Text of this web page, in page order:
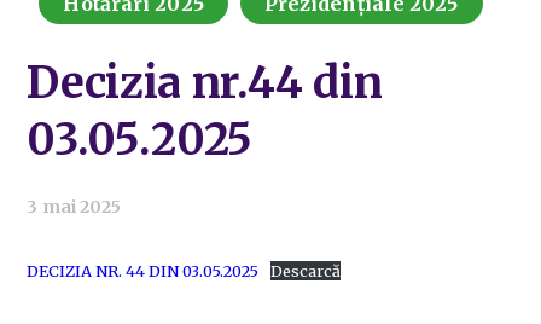
Decizia nr.44 din
03.05.2025
3 mai 2025
DECIZIA NR. 44 DIN 03.05.2025 Descarcă